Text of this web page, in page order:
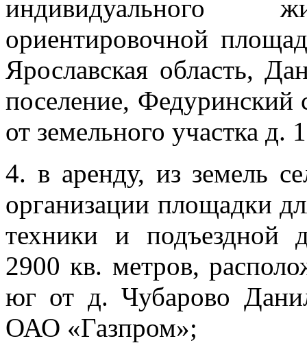
индивидуального
ориентировочной
Ярославская область,
поселение, Федуринский
от земельного участка
4. в аренду, из земель
организации площадки
техники и подъездной
2900 кв. метров,
юг от д. Чубарово
ОАО «Газпром»;